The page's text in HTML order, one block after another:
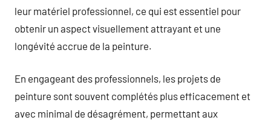
leur matériel professionnel, ce qui est essentiel pour
obtenir un aspect visuellement attrayant et une
longévité accrue de la peinture.
En engageant des professionnels, les projets de
peinture sont souvent complétés plus efficacement et
avec minimal de désagrément, permettant aux